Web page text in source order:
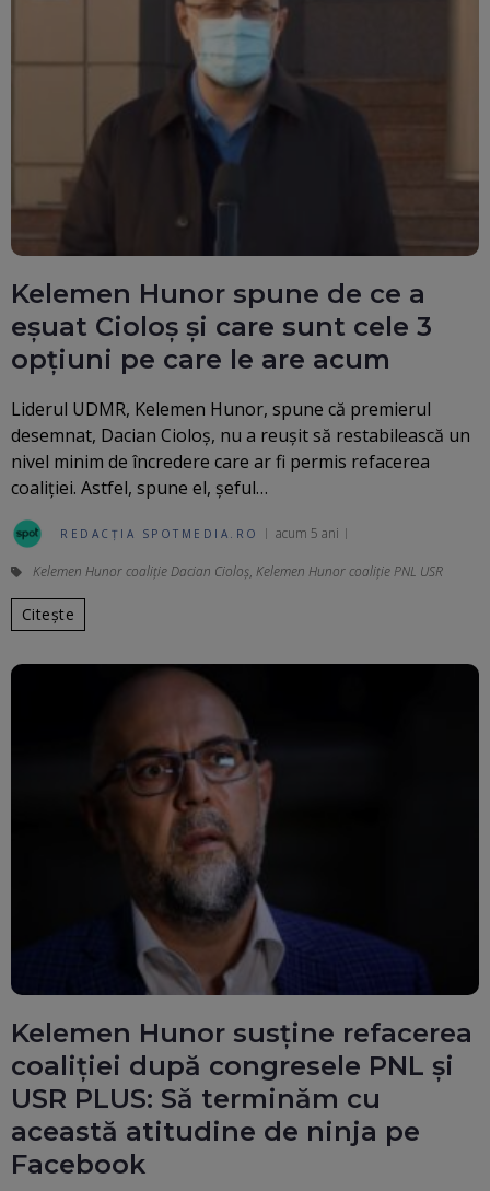
Kelemen Hunor spune de ce a
eșuat Cioloș și care sunt cele 3
opțiuni pe care le are acum
Liderul UDMR, Kelemen Hunor, spune că premierul
desemnat, Dacian Cioloș, nu a reușit să restabilească un
nivel minim de încredere care ar fi permis refacerea
coaliției. Astfel, spune el, șeful…
REDACȚIA SPOTMEDIA.RO acum 5 ani
Kelemen Hunor coaliție Dacian Cioloș, Kelemen Hunor coaliţie PNL USR
Citește
Kelemen Hunor susţine refacerea
coaliţiei după congresele PNL şi
USR PLUS: Să terminăm cu
această atitudine de ninja pe
Facebook